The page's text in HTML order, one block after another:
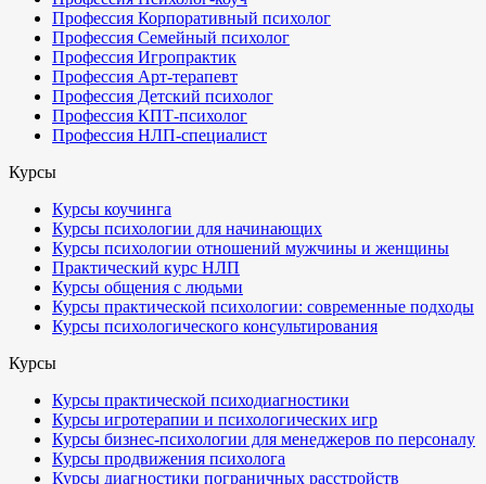
Профессия Корпоративный психолог
Профессия Семейный психолог
Профессия Игропрактик
Профессия Арт-терапевт
Профессия Детский психолог
Профессия КПТ-психолог
Профессия НЛП-специалист
Курсы
Курсы коучинга
Курсы психологии для начинающих
Курсы психологии отношений мужчины и женщины
Практический курс НЛП
Курсы общения с людьми
Курсы практической психологии: современные подходы
Курсы психологического консультирования
Курсы
Курсы практической психодиагностики
Курсы игротерапии и психологических игр
Курсы бизнес-психологии для менеджеров по персоналу
Курсы продвижения психолога
Курсы диагностики пограничных расстройств